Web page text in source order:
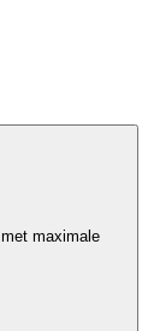
maximale